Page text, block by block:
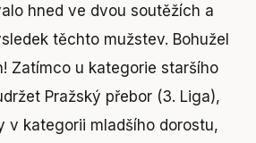
hned ve dvou soutěžích a
těchto mužstev. Bohužel
Zatímco u kategorie staršího
Pražský přebor (3. Liga),
v kategorii mladšího dorostu,